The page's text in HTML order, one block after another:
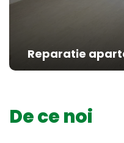
Reparatie
De ce noi